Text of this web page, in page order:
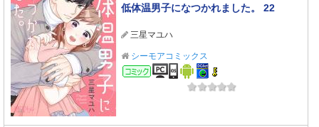
低体温男子になつかれました。 22
三星マユハ
シーモアコミックス
コミック